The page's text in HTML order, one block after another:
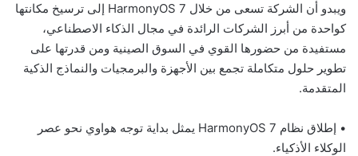
ويبدو أن الشركة تسعى من خلال HarmonyOS 7 إلى ترسيخ مكانتها
كواحدة من أبرز الشركات الرائدة في مجال الذكاء الاصطناعي،
مستفيدة من حضورها القوي في السوق الصينية ومن قدرتها على
تطوير حلول متكاملة تجمع بين الأجهزة والبرمجيات والنماذج الذكية
المتقدمة.
• إطلاق نظام HarmonyOS 7 يمثل بداية توجه هواوي نحو عصر
الوكلاء الأذكياء.